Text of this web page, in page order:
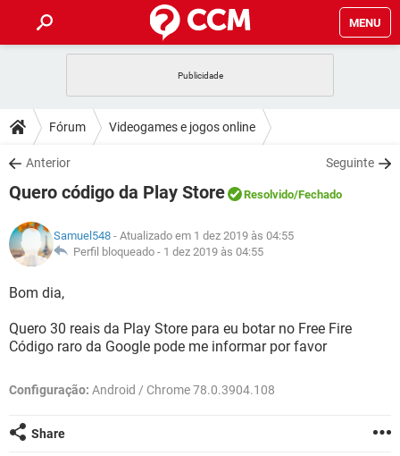
MENU
CELULAR FACEBOOK
OUTLOOK
INSTAGRAM GMAIL
GUIA DE COMPRAS
DICAS
JOGOS WHATSAPP
INSTAGRAM GMAIL
GUIA DE COMPRAS
DOWNLOADS
JOGOS WHATSAPP
CELULAR
OUTLOOK EXCEL
INSTAGRAM
FÓRUM
JOGOS WHATSAPP
CELULAR
OUTLOOK
INSTAGRAM GMAIL
GLOSSÁRIO
JOGOS
OUTLOOK EXCEL
Fórum Videogames e jogos online
Anterior Seguinte
Quero código da Play Store Resolvido/Fechado
Samuel548 - Atualizado em 1 dez 2019 às 04:55
Perfil bloqueado - 1 dez 2019 às 04:55
Bom dia,
Quero 30 reais da Play Store para eu botar no Free Fire
Código raro da Google pode me informar por favor
Configuração: Android / Chrome 78.0.3904.108
Share